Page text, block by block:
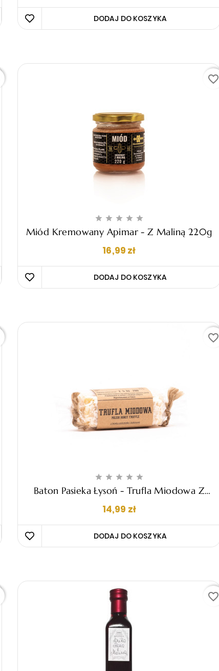
DODAJ DO KOSZYKA
    
Miód Kremowany Apimar - Z Maliną 220g
16,99 złCena
DODAJ DO KOSZYKA
favorite_border
    
Baton Pasieka Łysoń - Trufla Miodowa Z
14,99 złCena
DODAJ DO KOSZYKA
favorite_border
favorite_border